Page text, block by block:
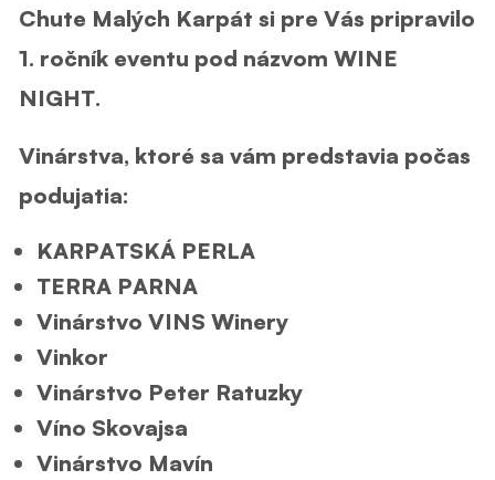
Chute Malých Karpát si pre Vás pripravilo
1. ročník eventu pod názvom WINE
NIGHT.
Vinárstva, ktoré sa vám predstavia počas
podujatia:
KARPATSKÁ PERLA
TERRA PARNA
Vinárstvo VINS Winery
Vinkor
Vinárstvo Peter Ratuzky
Víno Skovajsa
Vinárstvo Mavín